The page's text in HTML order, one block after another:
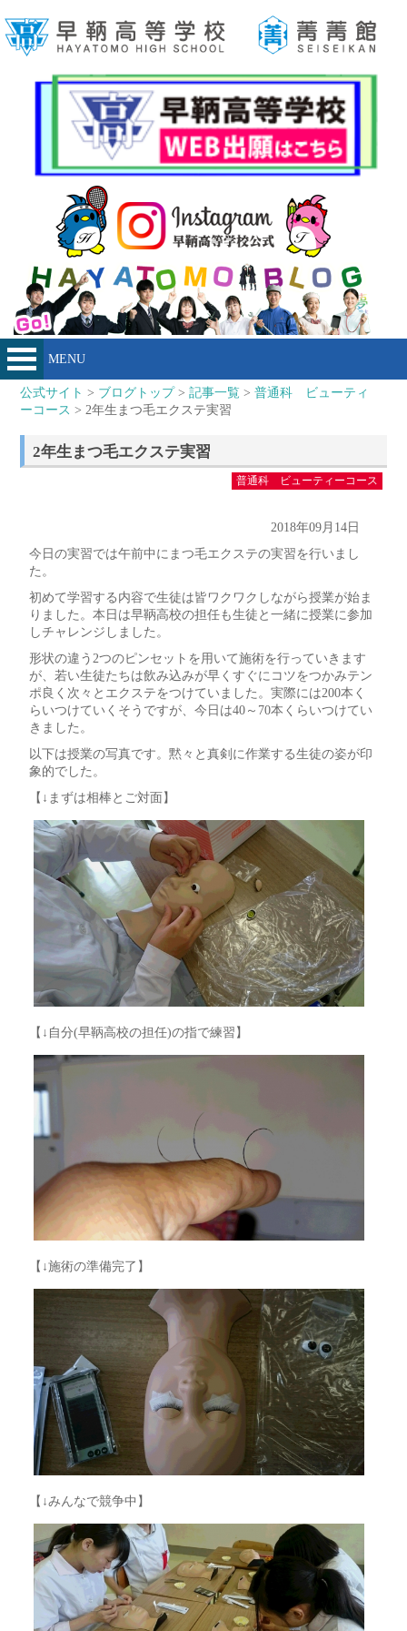
MENU
公式サイト > ブログトップ>記事一覧 >普通科 ビューティ
ーコース > 2年生まつ毛エクステ実習
2年生まつ毛エクステ実習
普通科 ビューティーコース
2018年09月14日
今日の実習では午前中にまつ毛エクステの実習を行いまし
た。
初めて学習する内容で生徒は皆ワクワクしながら授業が始ま
りました。本日は早鞆高校の担任も生徒と一緒に授業に参加
しチャレンジしました。
形状の違う2つのピンセットを用いて施術を行っていきます
が、若い生徒たちは飲み込みが早くすぐにコツをつかみテン
ポ良く次々とエクステをつけていました。実際には200本く
らいつけていくそうですが、今日は40～70本くらいつけてい
きました。
以下は授業の写真です。黙々と真剣に作業する生徒の姿が印
象的でした。
【↓まずは相棒とご対面】
【↓自分(早鞆高校の担任)の指で練習】
【↓施術の準備完了】
【↓みんなで競争中】